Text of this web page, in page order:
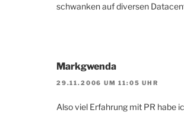
schwanken auf diversen
Markgwenda
29.11.2006 UM 11:05 UHR
Also viel Erfahrung mit PR habe